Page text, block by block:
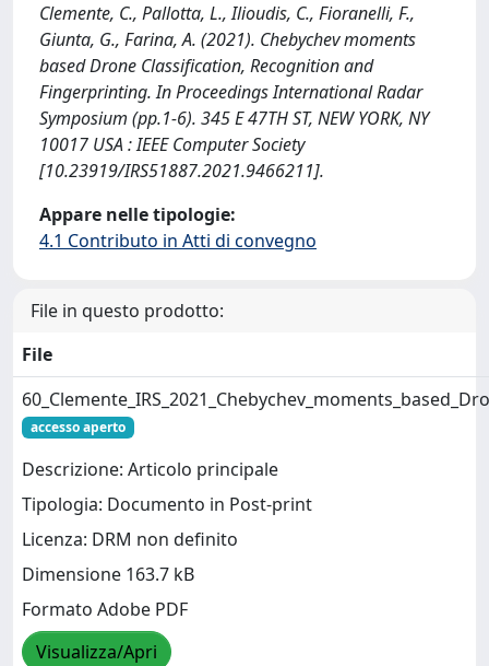
Clemente, C., Pallotta, L., Ilioudis, C., Fioranelli, F.,
Giunta, G., Farina, A. (2021). Chebychev moments
based Drone Classification, Recognition and
Fingerprinting. In Proceedings International Radar
Symposium (pp.1-6). 345 E 47TH ST, NEW YORK, NY
10017 USA : IEEE Computer Society
[10.23919/IRS51887.2021.9466211].
Appare nelle tipologie:
4.1 Contributo in Atti di convegno
File in questo prodotto:
File
accesso aperto
Descrizione: Articolo principale
Tipologia: Documento in Post-print
Licenza: DRM non definito
Dimensione 163.7 kB
Formato Adobe PDF
Visualizza/Apri